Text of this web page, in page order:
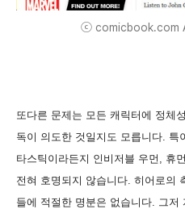
ⓒ comicbook.com
또다른 문제는 모든 캐릭터에 정체
독이 의도한 것일지도 모릅니다.
타스틱이라든지 인비저블 우먼, 휴
전혀 호명되지 않습니다. 히어로의
들에 적절한 명분은 없습니다. 그